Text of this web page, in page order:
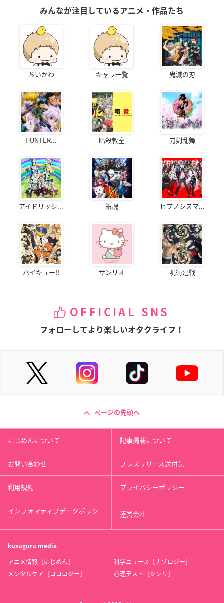
みんなが注目しているアニメ・作品たち
ちいかわ キャラ一覧 鬼滅の刃
HUNTER... 暗殺教室 刀剣乱舞
アイドリッシ... 銀魂 ヒプノシスマ...
ハイキュー!! サンリオ 呪術廻戦
OFFICIAL SNS
フォローしてより楽しいオタクライフ！
ページの先頭へ
にじめんについて 記事掲載について
お問い合わせ プレスリリース送付先
利用規約 プライバシーポリシー
インフォマティブデータポリシ
ー 運営会社
kusuguru media
アニメ情報［にじめん］
科学ニュース［ナゾロジー］
メンタルケア［ココロジー］
心理テスト［シンリ］